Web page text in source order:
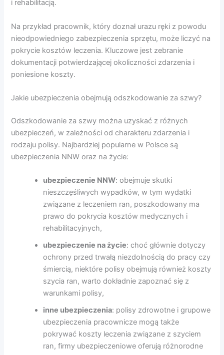
i rehabilitacją.
Na przykład pracownik, który doznał urazu ręki z powodu
nieodpowiedniego zabezpieczenia sprzętu, może liczyć na
pokrycie kosztów leczenia. Kluczowe jest zebranie
dokumentacji potwierdzającej okoliczności zdarzenia i
poniesione koszty.
Jakie ubezpieczenia obejmują odszkodowanie za szwy?
Odszkodowanie za szwy można uzyskać z różnych
ubezpieczeń, w zależności od charakteru zdarzenia i
rodzaju polisy. Najbardziej popularne w Polsce są
ubezpieczenia NNW oraz na życie:
ubezpieczenie NNW: obejmuje skutki
nieszczęśliwych wypadków, w tym wydatki
związane z leczeniem ran, poszkodowany ma
prawo do pokrycia kosztów medycznych i
rehabilitacyjnych,
ubezpieczenie na życie: choć głównie dotyczy
ochrony przed trwałą niezdolnością do pracy czy
śmiercią, niektóre polisy obejmują również koszty
szycia ran, warto dokładnie zapoznać się z
warunkami polisy,
inne ubezpieczenia: polisy zdrowotne i grupowe
ubezpieczenia pracownicze mogą także
pokrywać koszty leczenia związane z szyciem
ran, firmy ubezpieczeniowe oferują różnorodne